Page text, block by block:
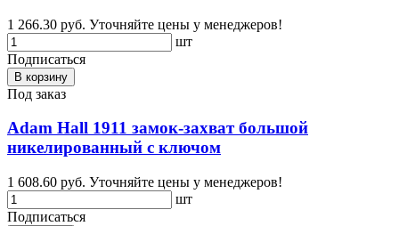
1 266.30 руб. Уточняйте цены у менеджеров!
шт
Подписаться
В корзину
Под заказ
Adam Hall 1911 замок-захват большой
никелированный с ключом
1 608.60 руб. Уточняйте цены у менеджеров!
шт
Подписаться